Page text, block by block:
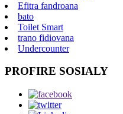
Efitra fandroana
bato
Toilet Smart
trano fidiovana
Undercounter
PROFIRE SOSIALY